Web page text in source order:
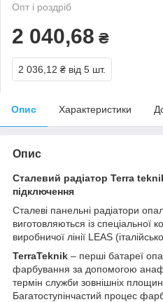
Опт і роздріб
2 040,68 ₴
2 036,12 ₴ від 5 шт.
Опис Характеристики
Опис
Сталевий радіатор Terra
підключення
Сталеві панельні радіатори
виготовляються із спеціальної
виробничої лінії LEAS
TerraTeknik – перші батареї
фарбування за допомогою
термін служби зовнішніх
Багатоступінчастий процес